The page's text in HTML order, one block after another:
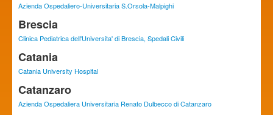
Azienda Ospedaliero-Universitaria S.Orsola-Malpighi
Brescia
Clinica Pediatrica dell'Universita' di Brescia, Spedali Civili
Catania
Catania University Hospital
Catanzaro
Azienda Ospedaliera Universitaria Renato Dulbecco di Catanzaro